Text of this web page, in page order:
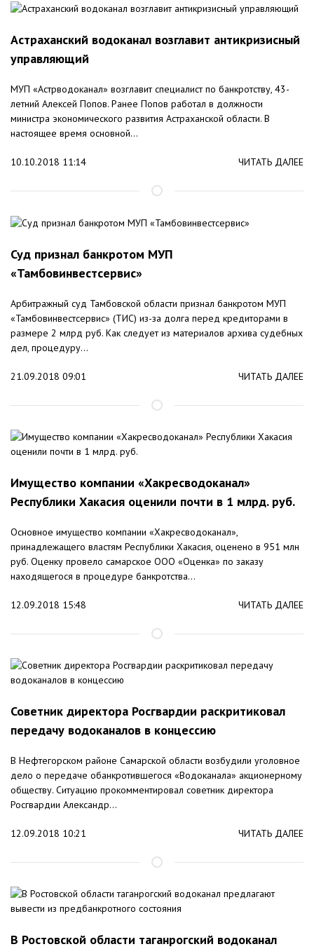
Астраханский водоканал возглавит антикризисный
управляющий
МУП «Астрводоканал» возглавит специалист по банкротству, 43-
летний Алексей Попов. Ранее Попов работал в должности
министра экономического развития Астраханской области. В
настоящее время основной...
10.10.2018 11:14 ЧИТАТЬ ДАЛЕЕ
Суд признал банкротом МУП
«Тамбовинвестсервис»
Арбитражный суд Тамбовской области признал банкротом МУП
«Тамбовинвестсервис» (ТИС) из-за долга перед кредиторами в
размере 2 млрд руб. Как следует из материалов архива судебных
дел, процедуру...
21.09.2018 09:01 ЧИТАТЬ ДАЛЕЕ
Имущество компании «Хакресводоканал»
Республики Хакасия оценили почти в 1 млрд. руб.
Основное имущество компании «Хакресводоканал»,
принадлежащего властям Республики Хакасия, оценено в 951 млн
руб. Оценку провело самарское ООО «Оценка» по заказу
находящегося в процедуре банкротства...
12.09.2018 15:48 ЧИТАТЬ ДАЛЕЕ
Советник директора Росгвардии раскритиковал
передачу водоканалов в концессию
В Нефтегорском районе Самарской области возбудили уголовное
дело о передаче обанкротившегося «Водоканала» акционерному
обществу. Ситуацию прокомментировал советник директора
Росгвардии Александр...
12.09.2018 10:21 ЧИТАТЬ ДАЛЕЕ
В Ростовской области таганрогский водоканал